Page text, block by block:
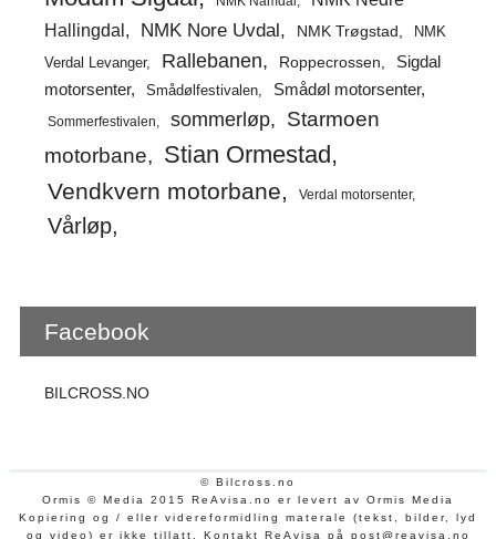
Hallingdal
NMK Nore Uvdal NMK Trøgstad
NMK
Verdal Levanger
Rallebanen Roppecrossen
Sigdal
motorsenter
Smådølfestivalen Smådøl motorsenter
Sommerfestivalen sommerløp
Starmoen
motorbane
Stian Ormestad
Vendkvern motorbane Verdal motorsenter
Vårløp
Facebook
BILCROSS.NO
© Bilcross.no
Ormis © Media 2015 ReAvisa.no er levert av Ormis Media
Kopiering og / eller videreformidling materale (tekst, bilder, lyd
og video) er ikke tillatt. Kontakt ReAvisa på post@reavisa.no